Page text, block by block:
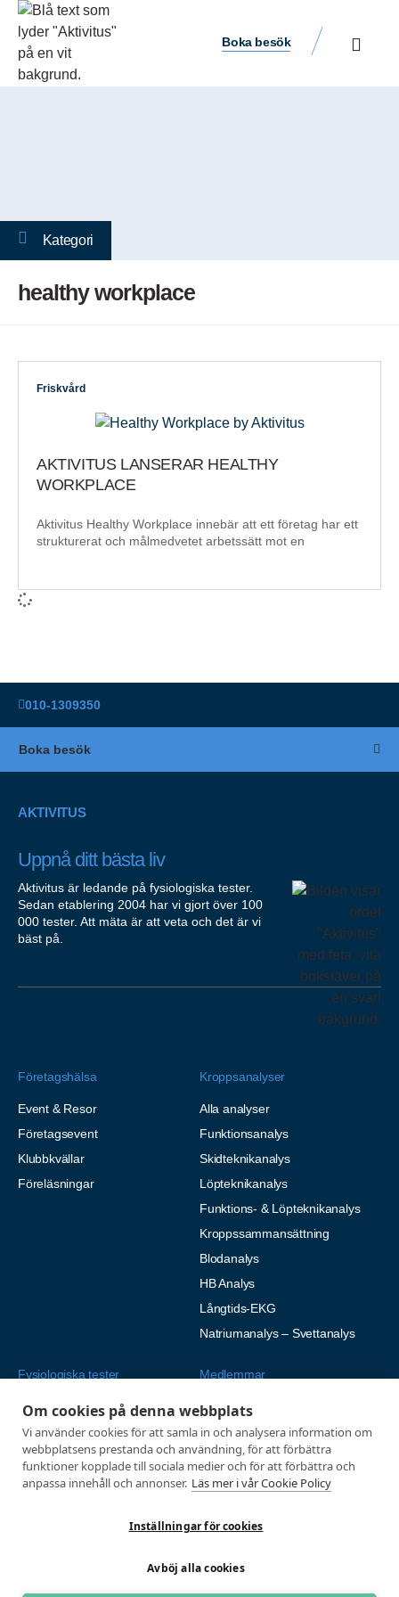
Om cookies på denna webbplats
Vi använder cookies för att samla in och analysera information om
webbplatsens prestanda och användning, för att förbättra
funktioner kopplade till sociala medier och för att förbättra och
anpassa innehåll och annonser. Läs mer i vår Cookie Policy
Inställningar för cookies
Avböj alla cookies
Boka besök
Kategori
healthy workplace
Friskvård
AKTIVITUS LANSERAR HEALTHY
WORKPLACE
Aktivitus Healthy Workplace innebär att ett företag har ett
strukturerat och målmedvetet arbetssätt mot en
010-1309350
Boka besök
AKTIVITUS
Uppnå ditt bästa liv
Aktivitus är ledande på fysiologiska tester.
Sedan etablering 2004 har vi gjort över 100
000 tester. Att mäta är att veta och det är vi
bäst på.
Företagshälsa
Event & Resor
Företagsevent
Klubbkvällar
Föreläsningar
Kroppsanalyser
Alla analyser
Funktionsanalys
Skidteknikanalys
Löpteknikanalys
Funktions- & Löpteknikanalys
Kroppssammansättning
Blodanalys
HB Analys
Långtids-EKG
Natriumanalys – Svettanalys
Fysiologiska tester
Alla tester
Tröskeltest cykel
Tröskeltest löpning
Tröskeltest skidor
Medlemmar
Mina sidor
Vanliga frågor
AUTOGIRO
© 2026